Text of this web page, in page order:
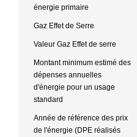
énergie primaire
Gaz Effet de Serre
Valeur Gaz Effet de serre
Montant minimum estimé des
dépenses annuelles
d'énergie pour un usage
standard
Année de référence des prix
de l'énergie (DPE réalisés